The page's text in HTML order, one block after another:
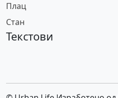
Плац
Стан
Текстови